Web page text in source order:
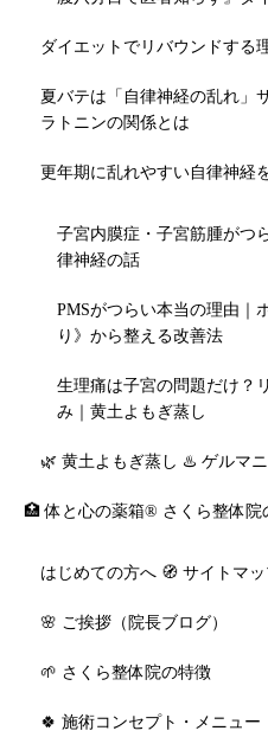
ダイエットでリバウンドする
夏バテは「自律神経の乱れ」
ラトニンの関係とは
更年期に乱れやすい自律神経
子宮内膜症・子宮筋腫がつ
律神経の話
PMSがつらい本当の理由｜
り》から整える改善法
生理痛は子宮の問題だけ？
み｜黄土よもぎ蒸し
🌿 黄土よもぎ蒸し ♨️ ゲルマ
🏥 体と心の薬箱® さくら整体院
はじめての方へ 🧭 サイトマ
🌸 ご挨拶（院長ブログ）
🌱 さくら整体院の特徴
🍀 施術コンセプト・メニュー